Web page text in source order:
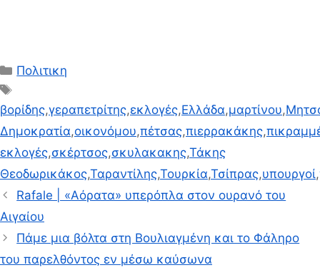
Κατηγορίες
Πολιτικη
βορίδης,γεραπετρίτης,εκλογές,Ελλάδα,μαρτίνου,
Δημοκρατία,οικονόμου,πέτσας,πιερρακάκης,
εκλογές,σκέρτσος,σκυλακακης,Τάκης
Θεοδωρικάκος,Ταραντίλης,Τουρκία,Τσίπρας,υπουργοί,
Rafale | «Αόρατα» υπερόπλα στον ουρανό του
Αιγαίου
Πάμε μια βόλτα στη Βουλιαγμένη και το Φάληρο
του παρελθόντος εν μέσω καύσωνα